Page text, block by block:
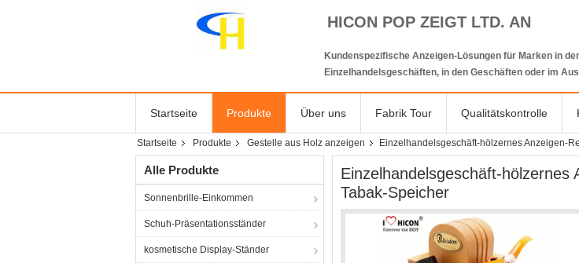
HICON POP ZEIGT LTD. AN
Kundenspezifische Anzeigen-Lösungen für Marken in
Einzelhandelsgeschäften, in den Geschäften oder im
Startseite Produkte Über uns Fabrik Tour Qualitätskontrolle
Startseite Produkte Gestelle aus Holz anzeigen Einzelhandelsgeschäft-hölzernes Anzeigen-
Alle Produkte
Sonnenbrille-Einkommen
Schuh-Präsentationsständer
kosmetische Display-Ständer
Einzelhandelsgeschäft-
Tabak-Speicher